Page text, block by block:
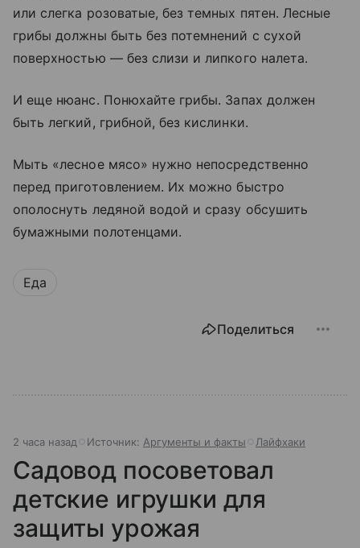
или слегка розоватые, без темных пятен. Лесные
грибы должны быть без потемнений с сухой
поверхностью — без слизи и липкого налета.
И еще нюанс. Понюхайте грибы. Запах должен
быть легкий, грибной, без кислинки.
Мыть «лесное мясо» нужно непосредственно
перед приготовлением. Их можно быстро
ополоснуть ледяной водой и сразу обсушить
бумажными полотенцами.
Еда
Поделиться
2 часа назад Источник: Аргументы и факты Лайфхаки
Садовод посоветовал
детские игрушки для
защиты урожая